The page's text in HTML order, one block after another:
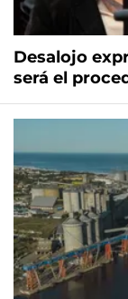
Desalojo
será el